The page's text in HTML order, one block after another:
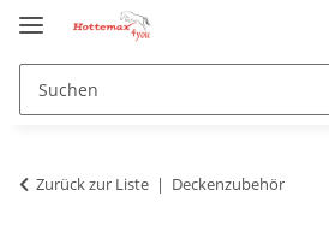
Zurück zur Liste Deckenzubehör